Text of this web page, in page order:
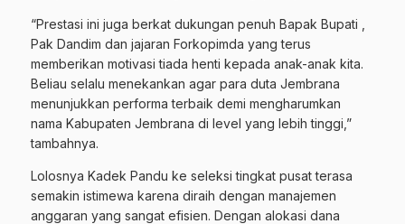
“Prestasi ini juga berkat dukungan penuh Bapak Bupati ,
Pak Dandim dan jajaran Forkopimda yang terus
memberikan motivasi tiada henti kepada anak-anak kita.
Beliau selalu menekankan agar para duta Jembrana
menunjukkan performa terbaik demi mengharumkan
nama Kabupaten Jembrana di level yang lebih tinggi,”
tambahnya.
Lolosnya Kadek Pandu ke seleksi tingkat pusat terasa
semakin istimewa karena diraih dengan manajemen
anggaran yang sangat efisien. Dengan alokasi dana